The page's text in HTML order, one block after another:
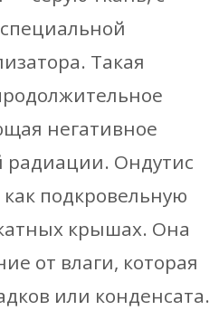
Такая
негативное
радиации. Ондутис
подкровельную
крышах. Она
от влаги, которая
или конденсата.